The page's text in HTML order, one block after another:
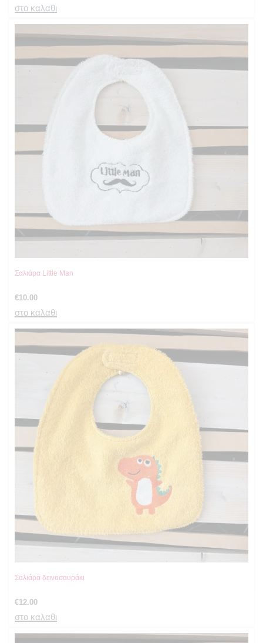
στο καλαθι
Σαλιάρα Little Man
€10.00
στο καλαθι
Σαλιάρα δεινοσαυράκι
€12.00
στο καλαθι